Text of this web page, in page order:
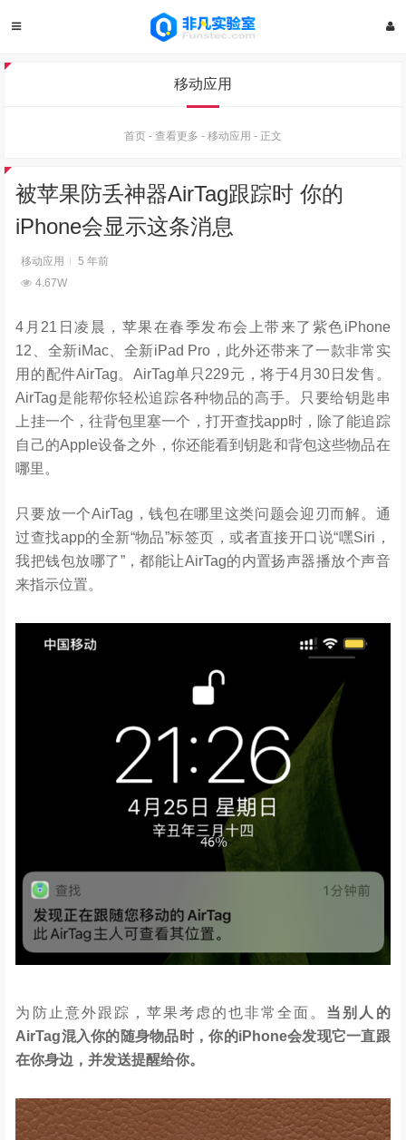
移动应用
首页 - 查看更多 - 移动应用 - 正文
被苹果防丢神器AirTag跟踪时 你的
iPhone会显示这条消息
移动应用
5 年前
4.67W
4月21日凌晨，苹果在春季发布会上带来了紫色iPhone
12、全新iMac、全新iPad Pro，此外还带来了一款非常实
用的配件AirTag。AirTag单只229元，将于4月30日发售。
AirTag是能帮你轻松追踪各种物品的高手。只要给钥匙串
上挂一个，往背包里塞一个，打开查找app时，除了能追踪
自己的Apple设备之外，你还能看到钥匙和背包这些物品在
哪里。
只要放一个AirTag，钱包在哪里这类问题会迎刃而解。通
过查找app的全新“物品”标签页，或者直接开口说“嘿Siri，
我把钱包放哪了”，都能让AirTag的内置扬声器播放个声音
来指示位置。
为防止意外跟踪，苹果考虑的也非常全面。 当别人的
AirTag混入你的随身物品时，你的iPhone会发现它一直跟
在你身边，并发送提醒给你。